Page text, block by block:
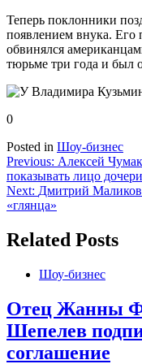
Теперь поклонники
появлением внука. Его
обвинялся
тюрьме три года и был
0
Posted in Шоу-бизнес
Навигация
по
записям
Previous: Алексей
показывать лицо дочери
Next: Дмитрий
«глянца»
Related Posts
Шоу-бизнес
Отец Жанны
Шепелев
соглашение